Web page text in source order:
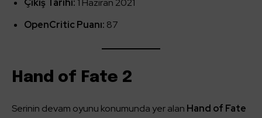
Çıkış Tarihi: 1 Haziran 2021
OpenCritic Puanı: 87
Hand of Fate 2
Serinin devam oyunu konumunda yer alan Hand of Fate